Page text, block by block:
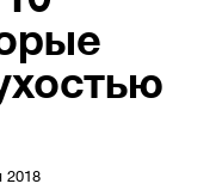
2018